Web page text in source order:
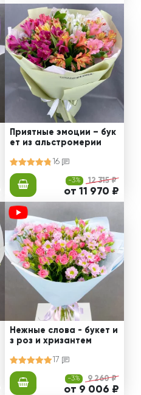
Приятные эмоции – бук
ет из альстромерии
16
-3% 12 315 ₽
от 11 970 ₽
Нежные слова - букет и
з роз и хризантем
17
-3% 9 260 ₽
от 9 006 ₽